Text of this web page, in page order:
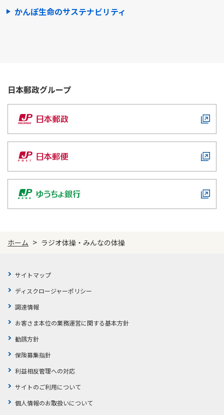
かんぽ生命のサステナビリティ
日本郵政グループ
ホーム > ラジオ体操・みんなの体操
サイトマップ
ディスクロージャーポリシー
調達情報
お客さま本位の業務運営に関する基本方針
勧誘方針
保険募集指針
利益相反管理への対応
サイトのご利用について
個人情報のお取扱いについて